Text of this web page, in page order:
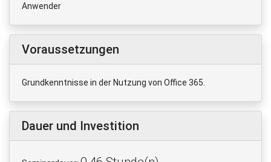
Anwender
Voraussetzungen
Grundkenntnisse in der Nutzung von Office 365.
Dauer und Investition